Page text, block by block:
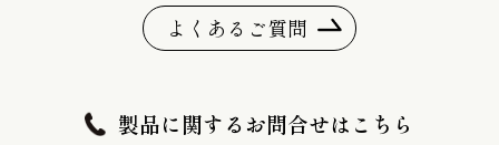
よくあるご質問
製品に関するお問合せはこちら